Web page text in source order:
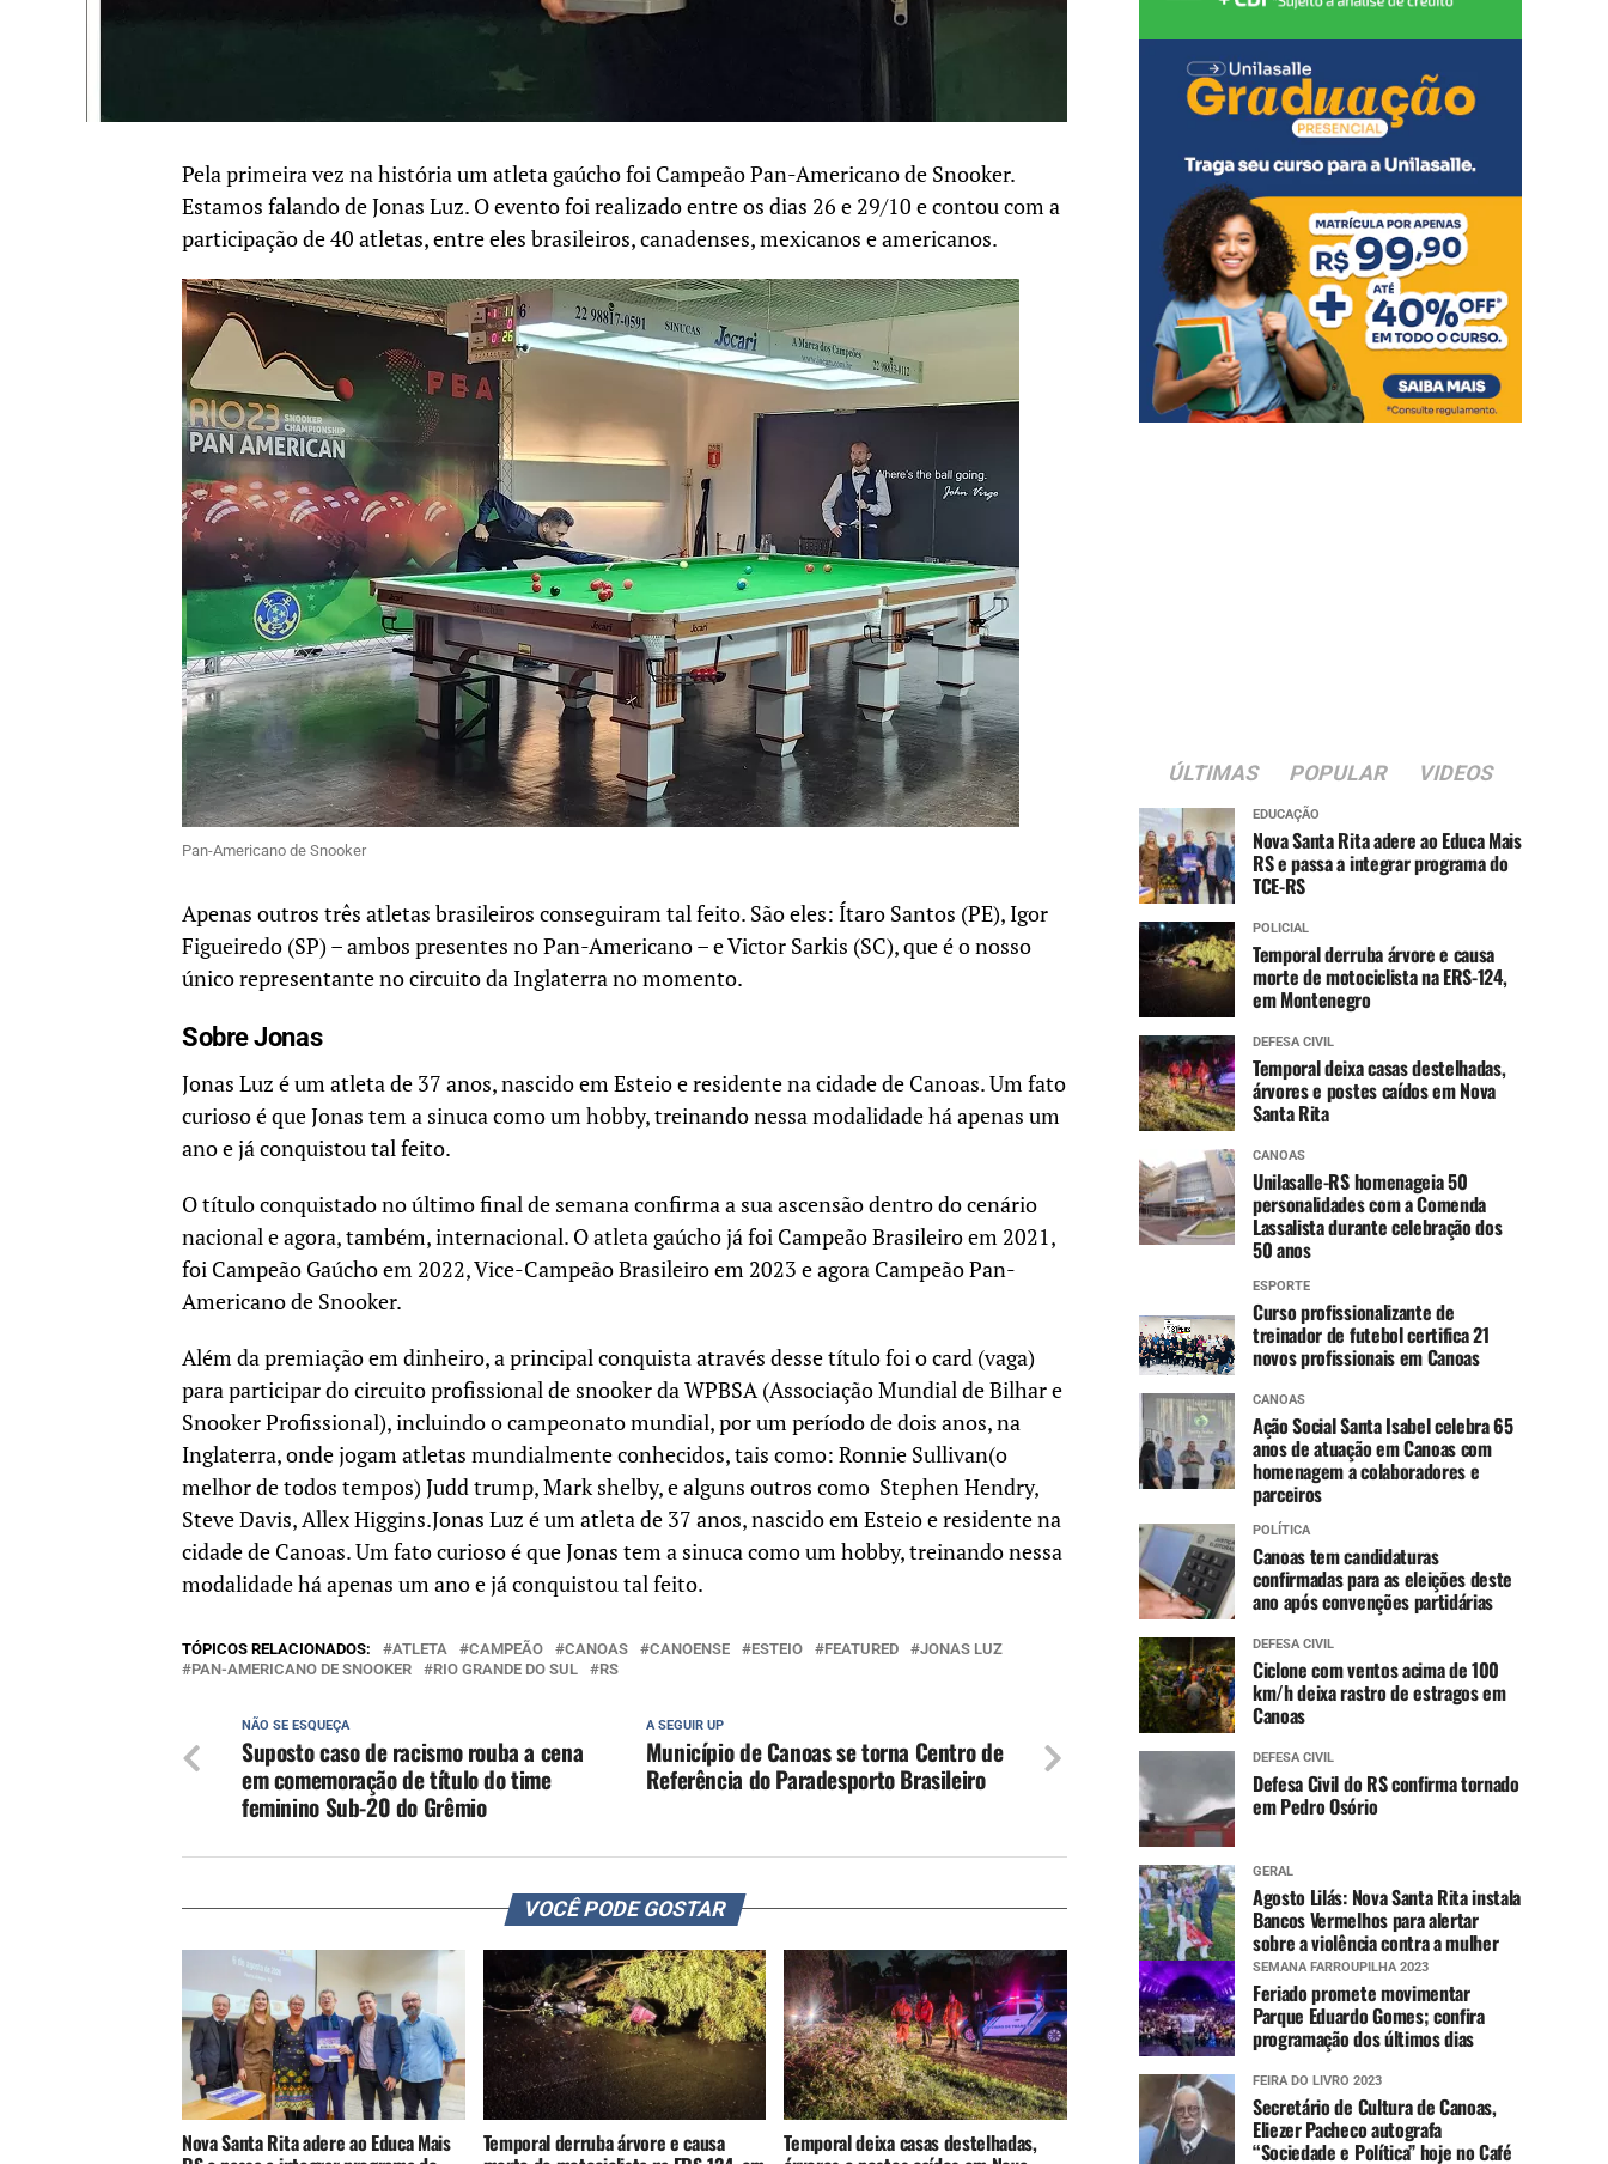
Pela primeira vez na história um atleta gaúcho foi Campeão Pan-Americano de Snooker.
Estamos falando de Jonas Luz. O evento foi realizado entre os dias 26 e 29/10 e contou com a
participação de 40 atletas, entre eles brasileiros, canadenses, mexicanos e americanos.
Pan-Americano de Snooker
Apenas outros três atletas brasileiros conseguiram tal feito. São eles: Ítaro Santos (PE), Igor
Figueiredo (SP) – ambos presentes no Pan-Americano – e Victor Sarkis (SC), que é o nosso
único representante no circuito da Inglaterra no momento.
Sobre Jonas
Jonas Luz é um atleta de 37 anos, nascido em Esteio e residente na cidade de Canoas. Um fato
curioso é que Jonas tem a sinuca como um hobby, treinando nessa modalidade há apenas um
ano e já conquistou tal feito.
O título conquistado no último final de semana confirma a sua ascensão dentro do cenário
nacional e agora, também, internacional. O atleta gaúcho já foi Campeão Brasileiro em 2021,
foi Campeão Gaúcho em 2022, Vice-Campeão Brasileiro em 2023 e agora Campeão Pan-
Americano de Snooker.
Além da premiação em dinheiro, a principal conquista através desse título foi o card (vaga)
para participar do circuito profissional de snooker da WPBSA (Associação Mundial de Bilhar e
Snooker Profissional), incluindo o campeonato mundial, por um período de dois anos, na
Inglaterra, onde jogam atletas mundialmente conhecidos, tais como: Ronnie Sullivan(o
melhor de todos tempos) Judd trump, Mark shelby, e alguns outros como Stephen Hendry,
Steve Davis, Allex Higgins.Jonas Luz é um atleta de 37 anos, nascido em Esteio e residente na
cidade de Canoas. Um fato curioso é que Jonas tem a sinuca como um hobby, treinando nessa
modalidade há apenas um ano e já conquistou tal feito.
TÓPICOS RELACIONADOS: ATLETA CAMPEÃO CANOAS CANOENSE ESTEIO FEATURED
JONAS LUZ
PAN-AMERICANO DE SNOOKER
RIO GRANDE DO SUL RS
A SEGUIR UP
Município de Canoas se torna Centro de
Referência do Paradesporto Brasileiro
NÃO SE ESQUEÇA
Suposto caso de racismo rouba a cena
em comemoração de título do time
feminino Sub-20 do Grêmio
VOCÊ PODE GOSTAR
Nova Santa Rita adere ao Educa Mais Temporal derruba árvore e causa Temporal deixa casas destelhadas,
ÚLTIMAS POPULAR VIDEOS
EDUCAÇÃO
Nova Santa Rita adere ao Educa Mais
RS e passa a integrar programa do
TCE-RS
POLICIAL
Temporal derruba árvore e causa
morte de motociclista na ERS-124,
em Montenegro
DEFESA CIVIL
Temporal deixa casas destelhadas,
árvores e postes caídos em Nova
Santa Rita
CANOAS
Unilasalle-RS homenageia 50
personalidades com a Comenda
Lassalista durante celebração dos
50 anos
ESPORTE
Curso profissionalizante de
treinador de futebol certifica 21
novos profissionais em Canoas
CANOAS
Ação Social Santa Isabel celebra 65
anos de atuação em Canoas com
homenagem a colaboradores e
parceiros
POLÍTICA
Canoas tem candidaturas
confirmadas para as eleições deste
ano após convenções partidárias
DEFESA CIVIL
Ciclone com ventos acima de 100
km/h deixa rastro de estragos em
Canoas
DEFESA CIVIL
Defesa Civil do RS confirma tornado
em Pedro Osório
GERAL
Agosto Lilás: Nova Santa Rita instala
Bancos Vermelhos para alertar
sobre a violência contra a mulher
SEMANA FARROUPILHA 2023
Feriado promete movimentar
Parque Eduardo Gomes; confira
programação dos últimos dias
FEIRA DO LIVRO 2023
Secretário de Cultura de Canoas,
Eliezer Pacheco autografa
“Sociedade e Política” hoje no Café